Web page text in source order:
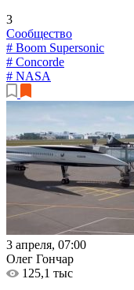
3
Сообщество
# Boom Supersonic
# Concorde
# NASA
3 апреля, 07:00
Олег Гончар
125,1 тыс